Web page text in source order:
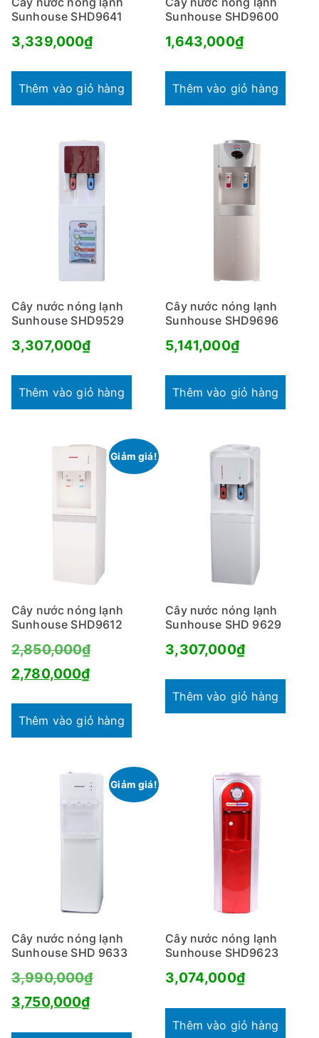
Sunhouse SHD9641
3,339,000₫
Thêm vào giỏ hàng
Sunhouse SHD9600
1,643,000₫
Thêm vào giỏ hàng
Cây nước nóng lạnh
Sunhouse SHD9529
3,307,000₫
Thêm vào giỏ hàng
Cây nước nóng lạnh
Sunhouse SHD9696
5,141,000₫
Thêm vào giỏ hàng
Giảm giá!
Cây nước nóng lạnh
Sunhouse SHD9612
2,850,000₫Giá
gốc
2,850,000₫.
2,780,000₫Giá
tại
2,780,000₫.
Thêm vào giỏ hàng
Cây nước nóng lạnh
Sunhouse SHD 9629
3,307,000₫
Thêm vào giỏ hàng
Giảm giá!
Cây nước nóng lạnh
Sunhouse SHD 9633
3,990,000₫Giá
3,750,000₫Giá
Cây nước nóng lạnh
Sunhouse SHD9623
3,074,000₫
Thêm vào giỏ hàng